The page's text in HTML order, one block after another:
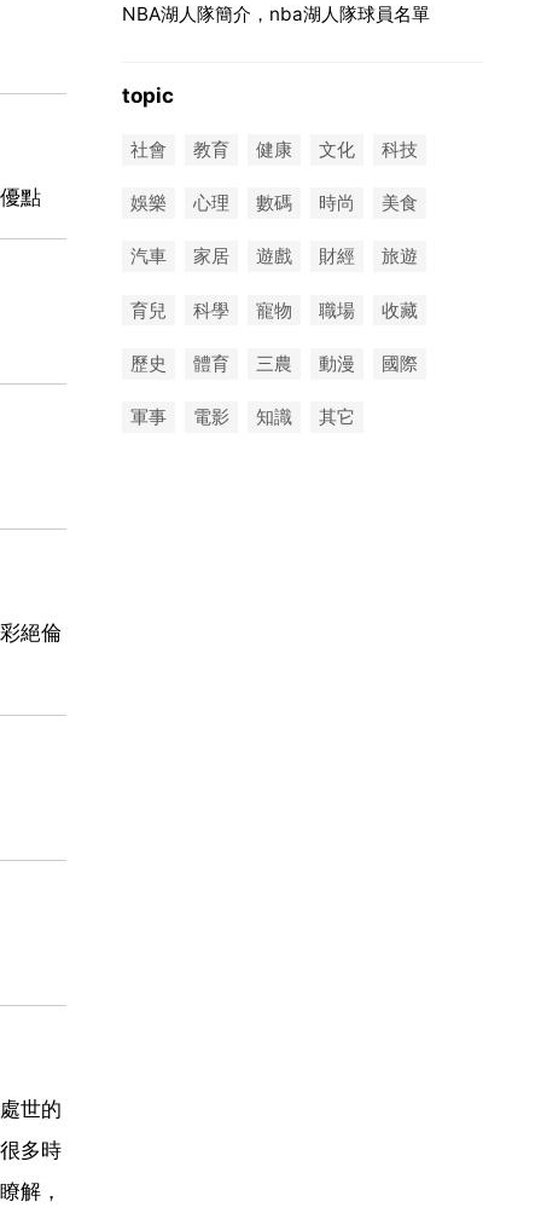
點
絕倫
世的
多時
解，
NBA湖人隊簡介，nba湖人隊球員名單
topic
社會 教育 健康 文化 科技
娛樂 心理 數碼 時尚 美食
汽車 家居 遊戲 財經 旅遊
育兒 科學 寵物 職場 收藏
歷史 體育 三農 動漫 國際
軍事 電影 知識 其它